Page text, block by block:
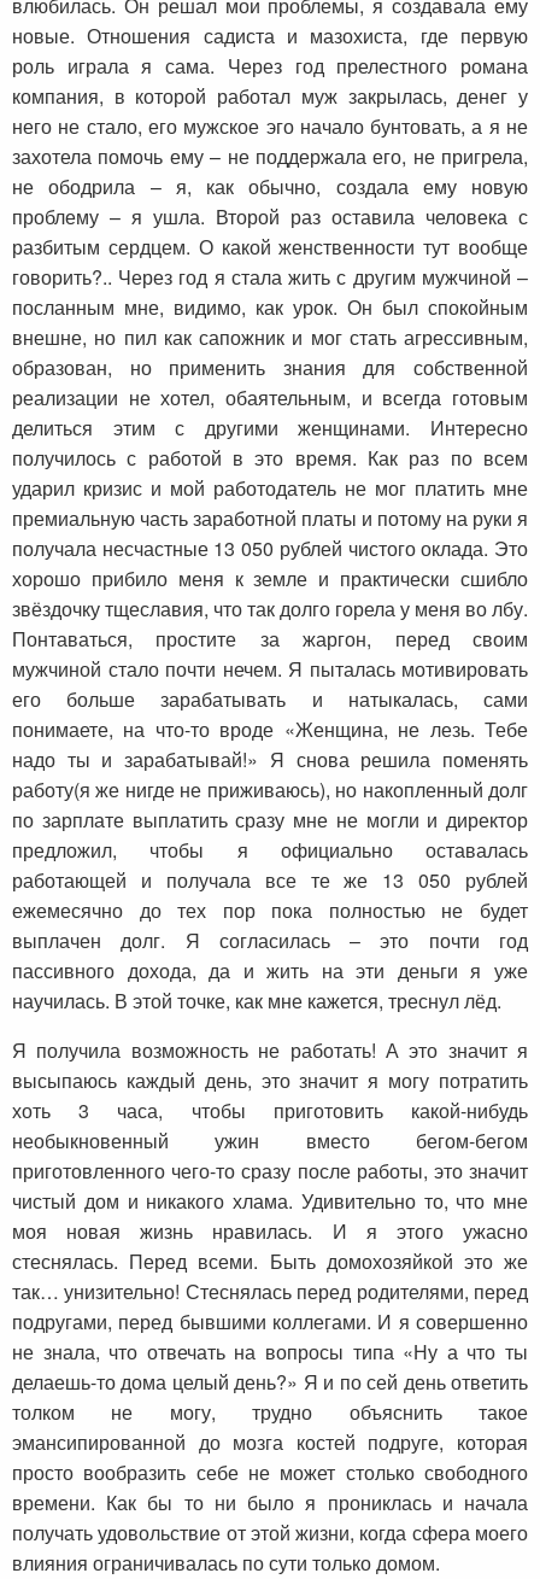
новые. Отношения садиста и мазохиста, где первую
роль играла я сама. Через год прелестного романа
компания, в которой работал муж закрылась, денег у
него не стало, его мужское эго начало бунтовать, а я не
захотела помочь ему – не поддержала его, не пригрела,
не ободрила – я, как обычно, создала ему новую
проблему – я ушла. Второй раз оставила человека с
разбитым сердцем. О какой женственности тут вообще
говорить?.. Через год я стала жить с другим мужчиной –
посланным мне, видимо, как урок. Он был спокойным
внешне, но пил как сапожник и мог стать агрессивным,
образован, но применить знания для собственной
реализации не хотел, обаятельным, и всегда готовым
делиться этим с другими женщинами. Интересно
получилось с работой в это время. Как раз по всем
ударил кризис и мой работодатель не мог платить мне
премиальную часть заработной платы и потому на руки я
получала несчастные 13 050 рублей чистого оклада. Это
хорошо прибило меня к земле и практически сшибло
звёздочку тщеславия, что так долго горела у меня во лбу.
Понтаваться, простите за жаргон, перед своим
мужчиной стало почти нечем. Я пыталась мотивировать
его больше зарабатывать и натыкалась, сами
понимаете, на что-то вроде «Женщина, не лезь. Тебе
надо ты и зарабатывай!» Я снова решила поменять
работу(я же нигде не приживаюсь), но накопленный долг
по зарплате выплатить сразу мне не могли и директор
предложил, чтобы я официально оставалась
работающей и получала все те же 13 050 рублей
ежемесячно до тех пор пока полностью не будет
выплачен долг. Я согласилась – это почти год
пассивного дохода, да и жить на эти деньги я уже
научилась. В этой точке, как мне кажется, треснул лёд.
Я получила возможность не работать! А это значит я
высыпаюсь каждый день, это значит я могу потратить
хоть 3 часа, чтобы приготовить какой-нибудь
необыкновенный ужин вместо бегом-бегом
приготовленного чего-то сразу после работы, это значит
чистый дом и никакого хлама. Удивительно то, что мне
моя новая жизнь нравилась. И я этого ужасно
стеснялась. Перед всеми. Быть домохозяйкой это же
так… унизительно! Стеснялась перед родителями, перед
подругами, перед бывшими коллегами. И я совершенно
не знала, что отвечать на вопросы типа «Ну а что ты
делаешь-то дома целый день?» Я и по сей день ответить
толком не могу, трудно объяснить такое
эмансипированной до мозга костей подруге, которая
просто вообразить себе не может столько свободного
времени. Как бы то ни было я прониклась и начала
получать удовольствие от этой жизни, когда сфера моего
влияния ограничивалась по сути только домом.